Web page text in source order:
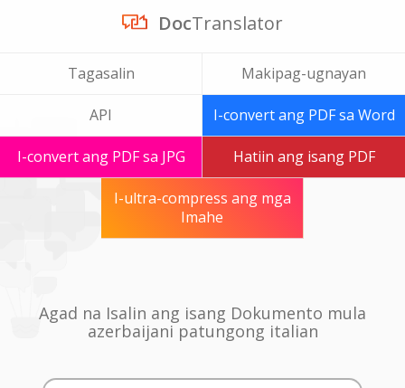
DocTranslator
Tagasalin Makipag-ugnayan
API I-convert ang PDF sa Word
I-convert ang PDF sa JPG Hatiin ang isang PDF
I-ultra-compress ang mga
Imahe
Agad na Isalin ang isang Dokumento mula
azerbaijani patungong italian